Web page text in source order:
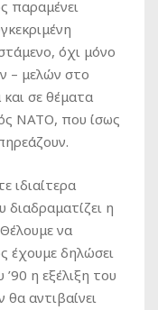
παραμένει
όχι μόνο
– μελών στο
σε θέματα
ΝΑΤΟ, που ίσως
ιδιαίτερα
η
να
έχουμε δηλώσει
η εξέλιξη του
αντιβαίνει